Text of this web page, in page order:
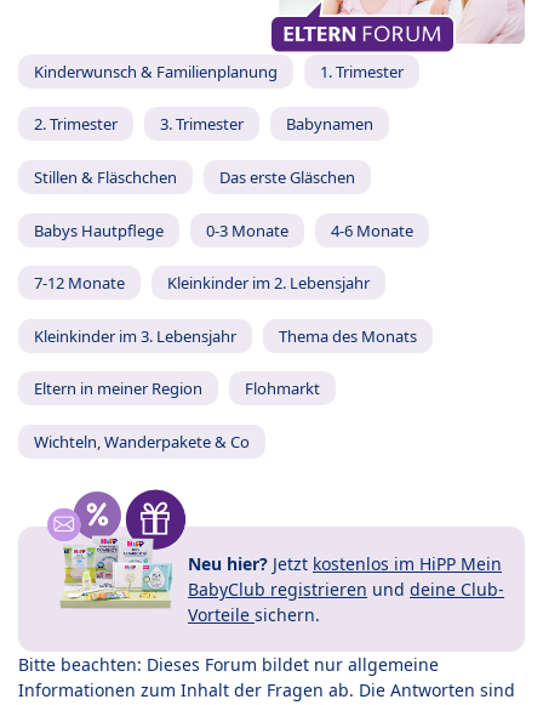
Kinderwunsch & Familienplanung 1. Trimester
2. Trimester 3. Trimester Babynamen
Stillen & Fläschchen Das erste Gläschen
Babys Hautpflege 0-3 Monate 4-6 Monate
7-12 Monate Kleinkinder im 2. Lebensjahr
Kleinkinder im 3. Lebensjahr Thema des Monats
Eltern in meiner Region Flohmarkt
Wichteln, Wanderpakete & Co
Neu hier? Jetzt kostenlos im HiPP Mein
BabyClub registrieren und deine Club-
Vorteile sichern.
Bitte beachten: Dieses Forum bildet nur allgemeine
Informationen zum Inhalt der Fragen ab. Die Antworten sind